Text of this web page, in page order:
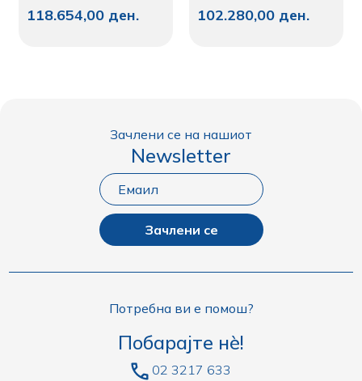
118.654,00 ден. 102.280,00 ден.
Зачлени се на нашиот
Newsletter
Зачлени се
Потребна ви е помош?
Побарајте нè!
02 3217 633